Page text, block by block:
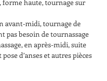
forme haute, tournage sur
avant-midi, tournage de
pas besoin de tournassage
en après-midi, suite
d’anses et autres pièces